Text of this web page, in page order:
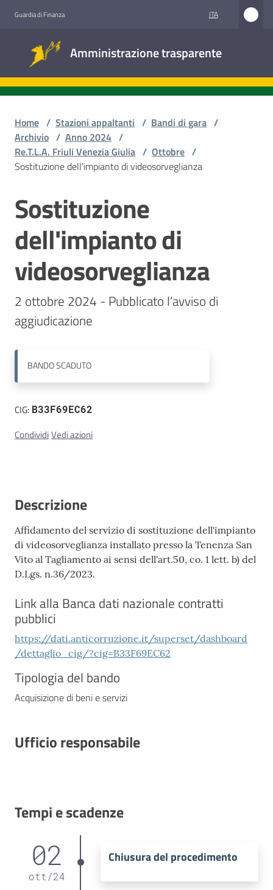
Guardia di Finanza ITA
Amministrazione trasparente
trasparente
Accesso
Stazioni
appaltanti
Contatti
Home / Stazioni appaltanti / Bandi di gara /
Archivio / Anno 2024 /
Re.T.L.A. Friuli Venezia Giulia / Ottobre /
Sostituzione dell'impianto di videosorveglianza
Salta al contenuto
Sostituzione
dell'impianto di
videosorveglianza
2 ottobre 2024 - Pubblicato l’avviso di
aggiudicazione
BANDOSCADUTO
CIG: B33F69EC62
CondividiVedi azioni
Descrizione
Affidamento del servizio di sostituzione dell'impianto
di videosorveglianza installato presso la Tenenza San
Vito al Tagliamento ai sensi dell'art.50, co. 1 lett. b) del
D.Lgs. n.36/2023.
Link alla Banca dati nazionale contratti
pubblici
https://dati.anticorruzione.it/superset/dashboard
/dettaglio_cig/?cig=B33F69EC62
Tipologia del bando
Acquisizione di beni e servizi
Ufficio responsabile
Tempi e scadenze
02
ott /24
Chiusura del procedimento